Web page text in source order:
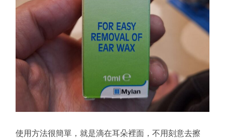
使用方法很簡單，就是滴在耳朵裡面，不用刻意去擦